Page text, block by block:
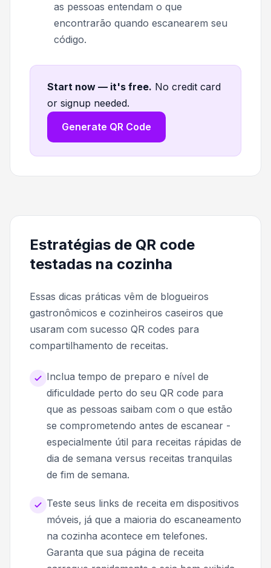
as pessoas entendam o que
encontrarão quando escanearem seu
código.
Start now — it's free. No credit card
or signup needed.
Generate QR Code
Estratégias de QR code
testadas na cozinha
Essas dicas práticas vêm de blogueiros
gastronômicos e cozinheiros caseiros que
usaram com sucesso QR codes para
compartilhamento de receitas.
Inclua tempo de preparo e nível de
dificuldade perto do seu QR code para
que as pessoas saibam com o que estão
se comprometendo antes de escanear -
especialmente útil para receitas rápidas de
dia de semana versus receitas tranquilas
de fim de semana.
Teste seus links de receita em dispositivos
móveis, já que a maioria do escaneamento
na cozinha acontece em telefones.
Garanta que sua página de receita